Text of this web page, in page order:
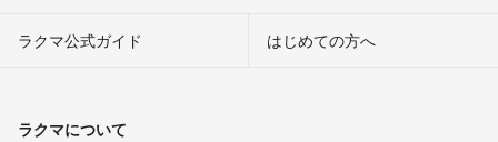
ラクマ公式ガイド はじめての方へ
ラクマについて